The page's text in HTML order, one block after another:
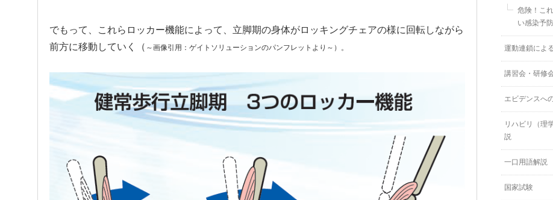
でもって、これらロッカー機能によって、立脚期の身体がロッキングチェアの様に回転しながら
前方に移動していく（ ～画像引用：ゲイトソリューションのパンフレットより～）。
危険！こ
い感染予防
運動連鎖によ
講習会・研修
エビデンスへ
リハビリ（理
説
一口用語解説
国家試験